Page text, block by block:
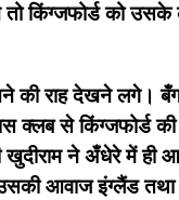
किंग्जफोर्ड को
राह देखने लगे।
से किंग्जफोर्ड की
ने अँधेरे में ही आगे
आवाज इंग्लैंड तथा